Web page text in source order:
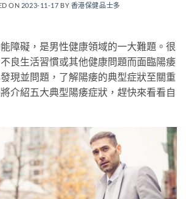
ON 2023-11-17 BY 香港保健品士多
能障礙，是男性健康領域的一大難題。很
良生活習慣或其他健康問題而面臨陽痿
現並問題，了解陽痿的典型症狀至關重
介紹五大典型陽痿症狀，趕快來看看自